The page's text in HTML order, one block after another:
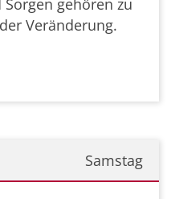
gehören zu
Veränderung.
Samstag